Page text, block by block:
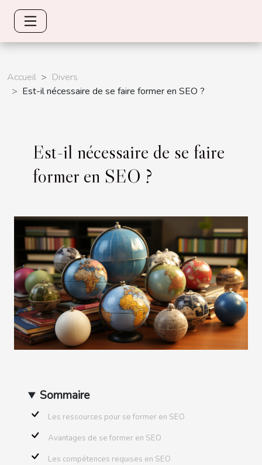
Accueil
Divers
Est-il nécessaire de se faire former en SEO ?
Est-il nécessaire de se faire
former en SEO ?
Sommaire
Les ressources pour se former en SEO
Avantages de se former en SEO
Les compétences requises en SEO